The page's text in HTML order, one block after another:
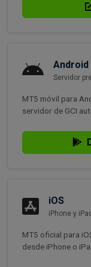
Android
Servidor
MT5 móvil para
servidor de GCI
iOS
iPhone y iPad
MT5 oficial para
desde iPhone o